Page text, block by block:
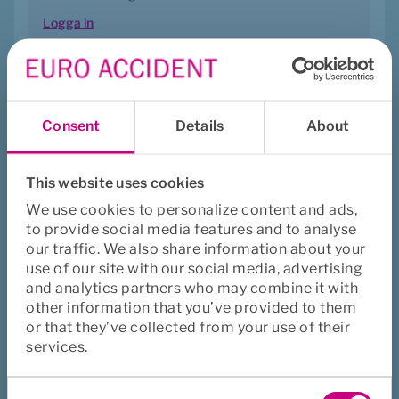
Consent Details About
This website uses cookies
We use cookies to personalize content and ads,
to provide social media features and to analyse
our traffic. We also share information about your
use of our site with our social media, advertising
and analytics partners who may combine it with
other information that you’ve provided to them
or that they’ve collected from your use of their
services.
Logga in
Använd appen
Dina försäkringar i mobilen
Läs mer om appen
Köpa försäkringen
Våra försäkringar köps genom försäkringsförmedlare
eller någon av våra partners.
Läs mer om förmedlare